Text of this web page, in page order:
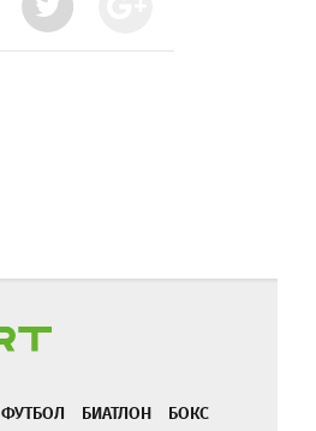
ФУТБОЛ БИАТЛОН
БОКС